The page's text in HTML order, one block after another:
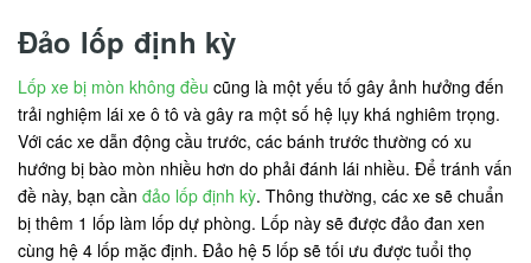
Đảo lốp định kỳ
Lốp xe bị mòn không đều cũng là một yếu tố gây ảnh hưởng đến
trải nghiệm lái xe ô tô và gây ra một số hệ lụy khá nghiêm trọng.
Với các xe dẫn động cầu trước, các bánh trước thường có xu
hướng bị bào mòn nhiều hơn do phải đánh lái nhiều. Để tránh vấn
đề này, bạn cần đảo lốp định kỳ. Thông thường, các xe sẽ chuẩn
bị thêm 1 lốp làm lốp dự phòng. Lốp này sẽ được đảo đan xen
cùng hệ 4 lốp mặc định. Đảo hệ 5 lốp sẽ tối ưu được tuổi thọ